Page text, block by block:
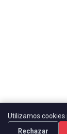
Utilizamos
Rechazar